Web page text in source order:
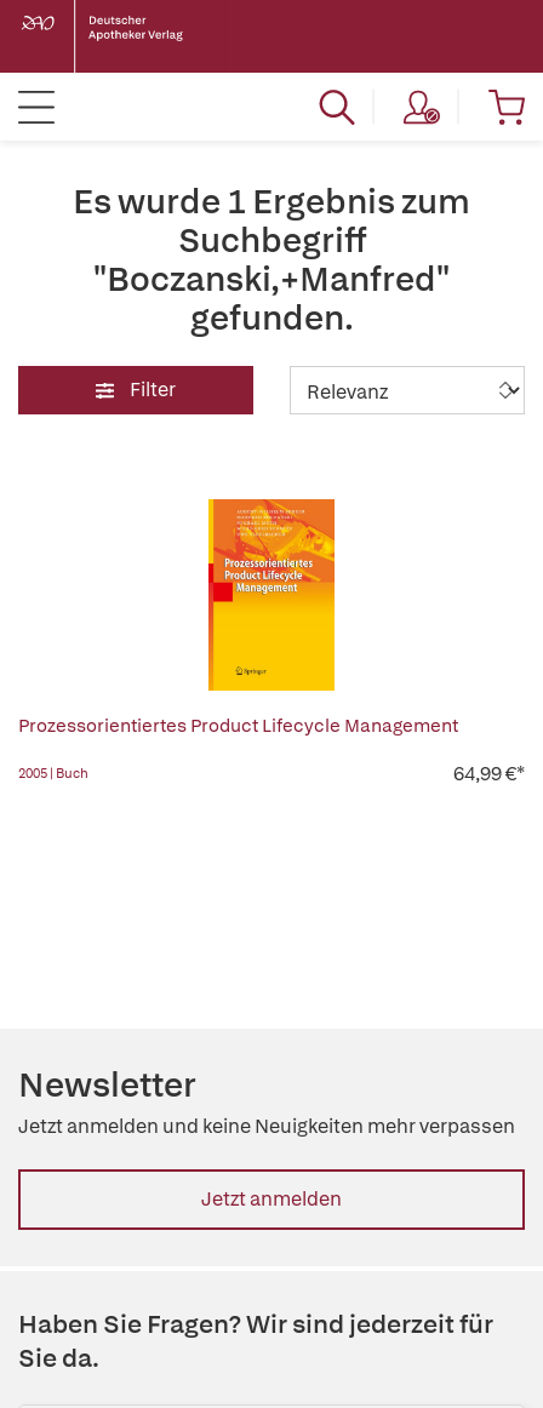
Es wurde 1 Ergebnis zum
Suchbegriff
"Boczanski,+Manfred"
gefunden.
Filter
Prozessorientiertes Product Lifecycle Management
2005 | Buch 64,99 €*
Newsletter
Jetzt anmelden und keine Neuigkeiten mehr verpassen
Jetzt anmelden
Haben Sie Fragen? Wir sind jederzeit für
Sie da.